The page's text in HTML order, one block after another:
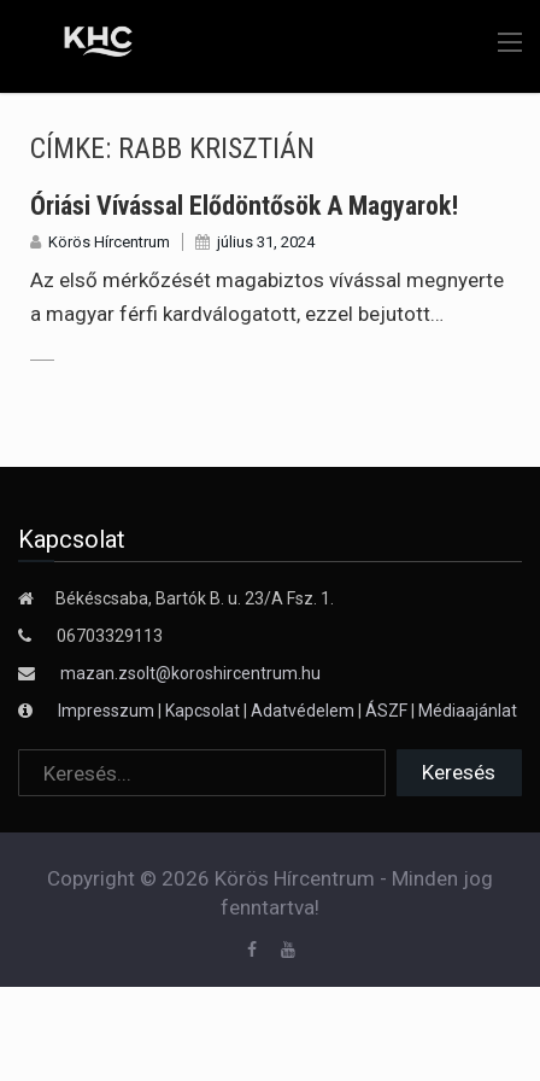
CÍMKE: RABB KRISZTIÁN
Óriási Vívással Elődöntősök A Magyarok!
Körös Hírcentrum július 31, 2024
Az első mérkőzését magabiztos vívással megnyerte
a magyar férfi kardválogatott, ezzel bejutott…
Kapcsolat
Békéscsaba, Bartók B. u. 23/A Fsz. 1.
06703329113
mazan.zsolt@koroshircentrum.hu
Impresszum
Kapcsolat Adatvédelem ÁSZF Médiaajánlat
Copyright © 2026 Körös Hírcentrum - Minden jog
fenntartva!